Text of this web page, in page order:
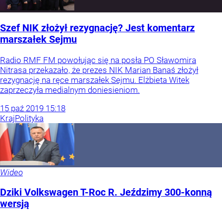
Szef NIK złożył rezygnację? Jest komentarz
marszałek Sejmu
Radio RMF FM powołując się na posła PO Sławomira
Nitrasa przekazało, że prezes NIK Marian Banaś złożył
rezygnację na ręce marszałek Sejmu. Elżbieta Witek
zaprzeczyła medialnym doniesieniom.
15 paź 2019 15:18
KrajPolityka
Wideo
Dziki Volkswagen T-Roc R. Jeździmy 300-konną
wersją